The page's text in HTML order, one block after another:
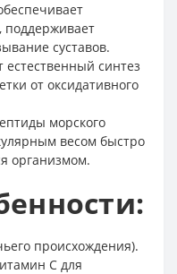
поддерживает
суставов.
синтез
от оксидативного
морского
весом быстро
организмом.
происхождения).
C для